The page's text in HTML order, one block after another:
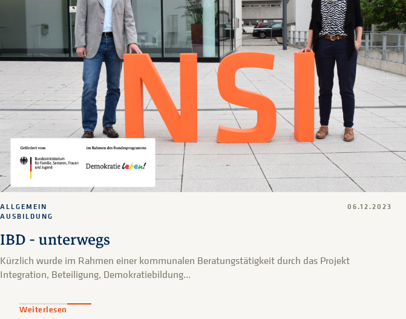
IBD - unterwegs
ALLGEMEIN
AUSBILDUNG
06.12.2023
Kürzlich wurde im Rahmen einer kommunalen Beratungstätigkeit durch das Projekt
Integration, Beteiligung, Demokratiebildung...
Weiterlesen